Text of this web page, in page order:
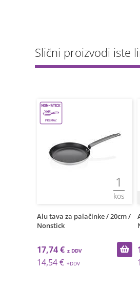
Slični proizvodi iste
1
kos
Alu tava za palačinke / 20cm /
Nonstick
17,74 €
14,54 €